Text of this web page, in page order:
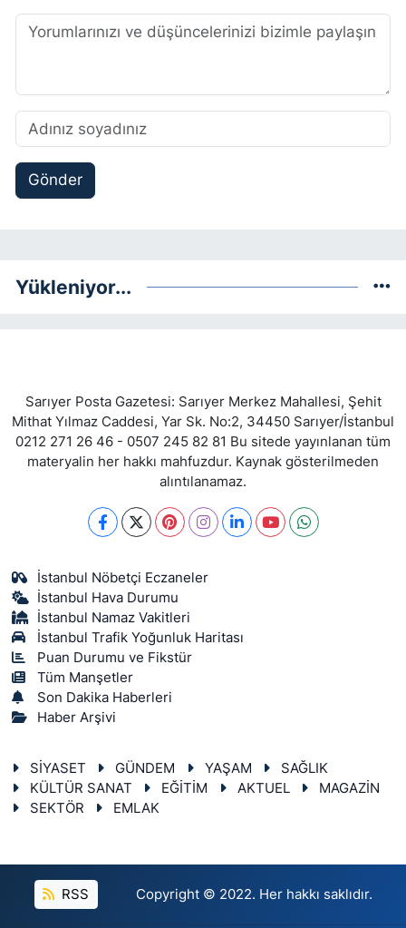
Gönder
Yükleniyor...
Sarıyer Posta Gazetesi: Sarıyer Merkez Mahallesi, Şehit
Mithat Yılmaz Caddesi, Yar Sk. No:2, 34450 Sarıyer/İstanbul
0212 271 26 46 - 0507 245 82 81 Bu sitede yayınlanan tüm
materyalin her hakkı mahfuzdur. Kaynak gösterilmeden
alıntılanamaz.
İstanbul Nöbetçi Eczaneler
İstanbul Hava Durumu
İstanbul Namaz Vakitleri
İstanbul Trafik Yoğunluk Haritası
Puan Durumu ve Fikstür
Tüm Manşetler
Son Dakika Haberleri
Haber Arşivi
SİYASET GÜNDEM YAŞAM
SAĞLIK
KÜLTÜR SANAT
EĞİTİM AKTUEL
MAGAZİN
SEKTÖR
EMLAK
RSS Copyright © 2022. Her hakkı saklıdır.